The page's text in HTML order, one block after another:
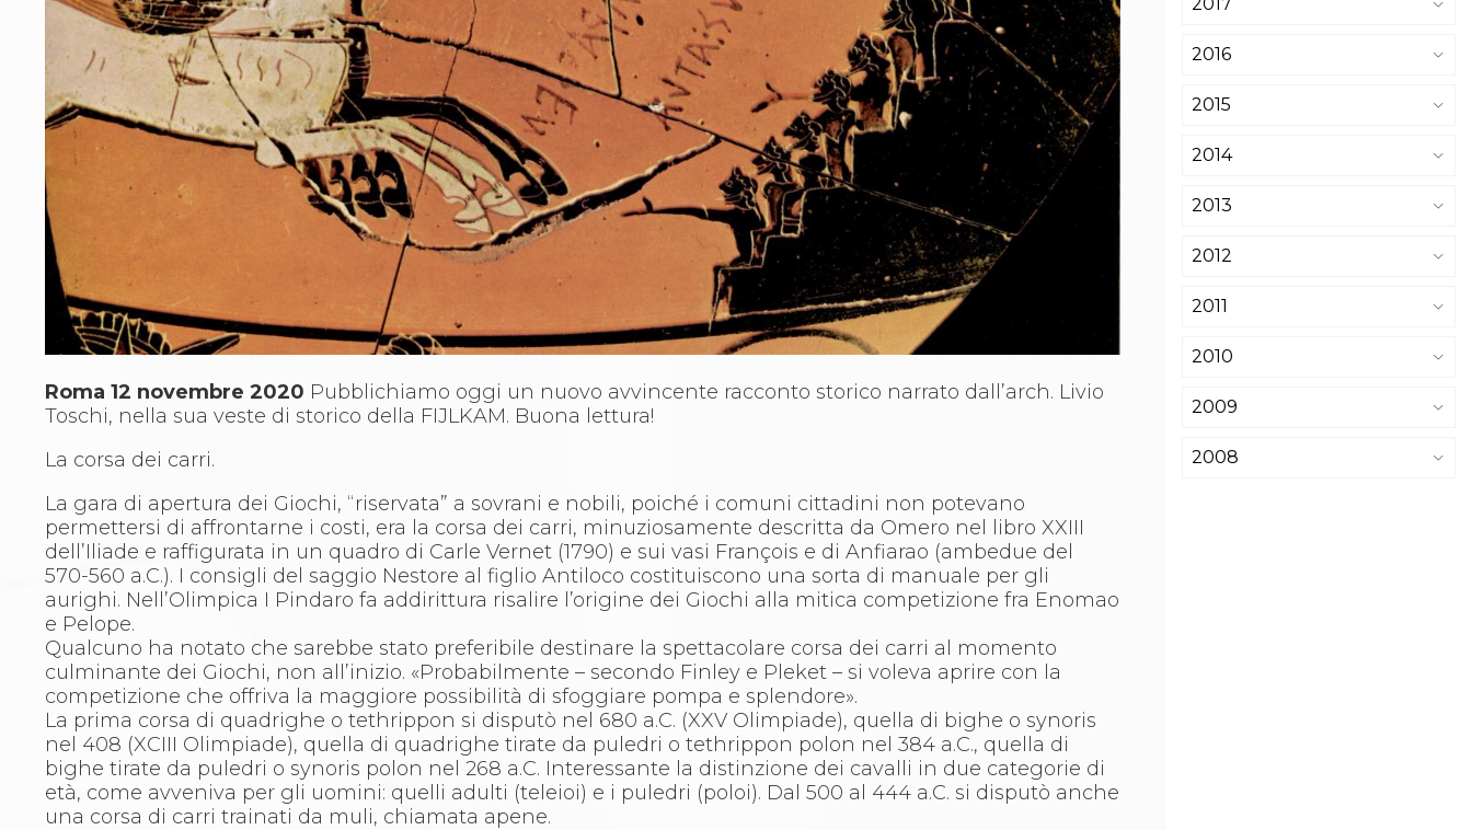
Archivio eventi
Dove siamo
Comitati Regionali
Società
La Federazione
Cerca Società Sportive
Media
Rassegna stampa
Pubblicazioni FIJLKAM
Libreria FIJLKAM
Galleria Fotografica
Video
Partners
FIJLKAM trasparente
Amministrazione
Gare d’Appalto
Whistleblowing
Judo
La disciplina
News
Attività Didattica
Gare e Risultati
Albi Federali
Arbitri
Lotta
La disciplina
News
Gare e Risultati
Attività Didattica
Albi Federali
Roma 12 novembre 2020 Pubblichiamo oggi un nuovo avvincente racconto storico narrato dall’arch. Livio
Toschi, nella sua veste di storico della FIJLKAM. Buona lettura!
La corsa dei carri.
La gara di apertura dei Giochi, “riservata” a sovrani e nobili, poiché i comuni cittadini non potevano
permettersi di affrontarne i costi, era la corsa dei carri, minuziosamente descritta da Omero nel libro XXIII
dell’Iliade e raffigurata in un quadro di Carle Vernet (1790) e sui vasi François e di Anfiarao (ambedue del
570-560 a.C.). I consigli del saggio Nestore al figlio Antiloco costituiscono una sorta di manuale per gli
aurighi. Nell’Olimpica I Pindaro fa addirittura risalire l’origine dei Giochi alla mitica competizione fra Enomao
e Pelope.
Qualcuno ha notato che sarebbe stato preferibile destinare la spettacolare corsa dei carri al momento
culminante dei Giochi, non all’inizio. «Probabilmente – secondo Finley e Pleket – si voleva aprire con la
competizione che offriva la maggiore possibilità di sfoggiare pompa e splendore».
La prima corsa di quadrighe o tethrippon si disputò nel 680 a.C. (XXV Olimpiade), quella di bighe o synoris
nel 408 (XCIII Olimpiade), quella di quadrighe tirate da puledri o tethrippon polon nel 384 a.C., quella di
bighe tirate da puledri o synoris polon nel 268 a.C. Interessante la distinzione dei cavalli in due categorie di
età, come avveniva per gli uomini: quelli adulti (teleioi) e i puledri (poloi). Dal 500 al 444 a.C. si disputò anche
una corsa di carri trainati da muli, chiamata apene.
2017
2016
2015
2014
2013
2012
2011
2010
2009
2008